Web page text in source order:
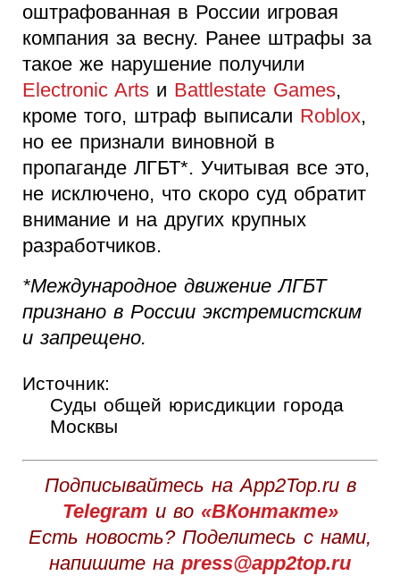
оштрафованная в России игровая
компания за весну. Ранее штрафы за
такое же нарушение получили
Electronic Arts и Battlestate Games,
кроме того, штраф выписали Roblox,
но ее признали виновной в
пропаганде ЛГБТ*. Учитывая все это,
не исключено, что скоро суд обратит
внимание и на других крупных
разработчиков.
*Международное движение ЛГБТ
признано в России экстремистским
и запрещено.
Источник:
Суды общей юрисдикции города
Москвы
Подписывайтесь на App2Top.ru в
Telegram и во «ВКонтакте»
Есть новость? Поделитесь с нами,
напишите на press@app2top.ru